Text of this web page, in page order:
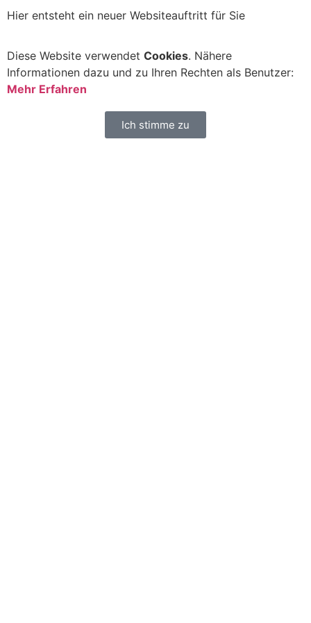
Hier entsteht ein neuer Websiteauftritt für Sie
Diese Website verwendet Cookies. Nähere
Informationen dazu und zu Ihren Rechten als Benutzer:
Mehr Erfahren
Ich stimme zu